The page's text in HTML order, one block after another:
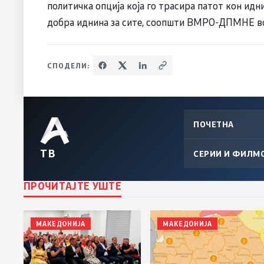
политичка опција која го трасира патот кон
добра иднина за сите, соопшти ВМРО-ДПМНЕ
СПОДЕЛИ:
ТВ
ПОЧЕТНА
СЕРИИ И
ПРОЧИТАЈТЕ УШТЕ
МАКЕДОНИЈА МАКЕДОНИЈА